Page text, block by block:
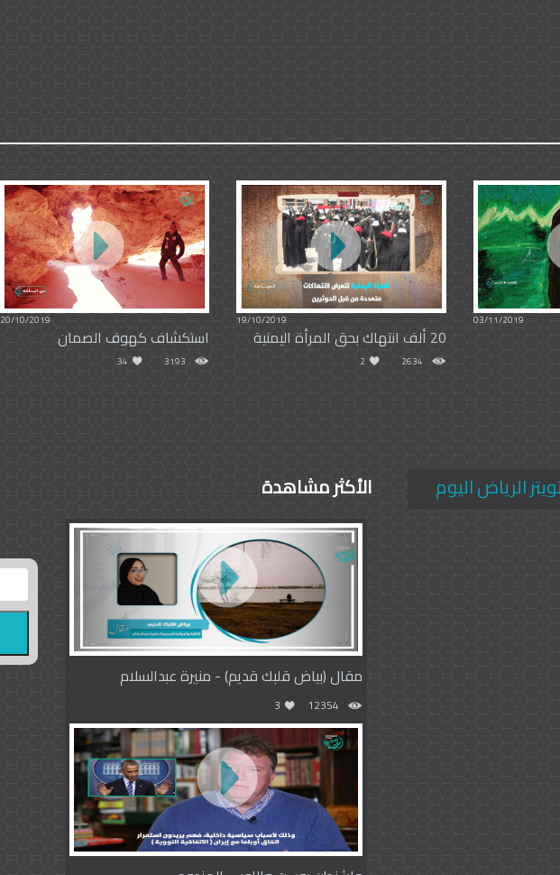
03/11/2019
19/10/2019
20 ألف انتهاك بحق المرأة اليمنية
2634
2
20/10/2019
استكشاف كهوف الصمان
3193
34
الرياض اليوم الأكثر مشاهدة
مقال (بياض قلبك قديم) - منيرة عبدالسلام
12354
3